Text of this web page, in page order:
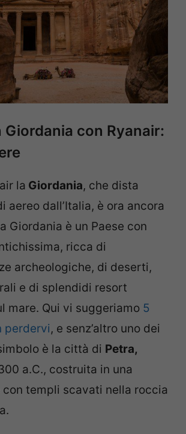
Giordania con Ryanair:
la Giordania, che dista
aereo dall’Italia, è ora ancora
Giordania è un Paese con
ricca di
archeologiche, di deserti,
e di splendidi resort
mare. Qui vi suggeriamo 5
perdervi, e senz’altro uno dei
è la città di Petra,
a.C., costruita in una
templi scavati nella roccia